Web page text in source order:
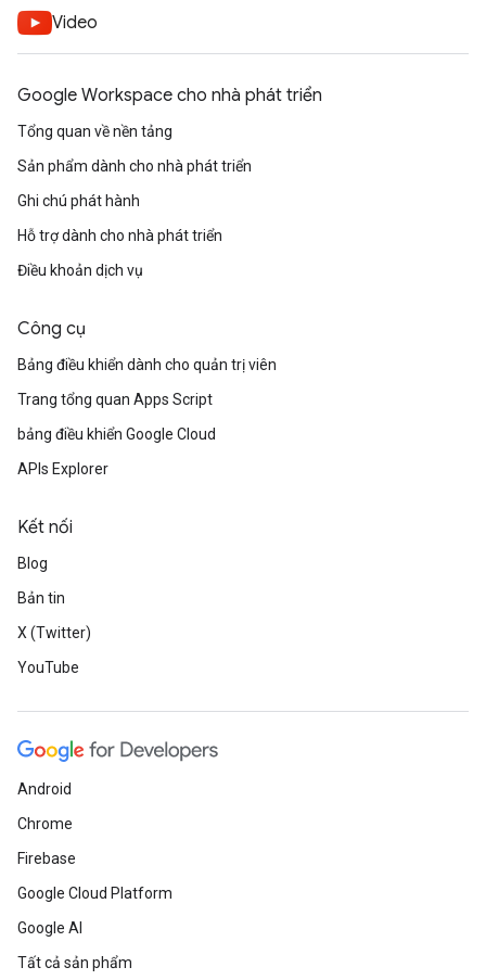
Video
Google Workspace cho nhà phát triển
Tổng quan về nền tảng
Sản phẩm dành cho nhà phát triển
Ghi chú phát hành
Hỗ trợ dành cho nhà phát triển
Điều khoản dịch vụ
Công cụ
Bảng điều khiển dành cho quản trị viên
Trang tổng quan Apps Script
bảng điều khiển Google Cloud
APIs Explorer
Kết nối
Blog
Bản tin
X (Twitter)
YouTube
Android
Chrome
Firebase
Google Cloud Platform
Google AI
Tất cả sản phẩm